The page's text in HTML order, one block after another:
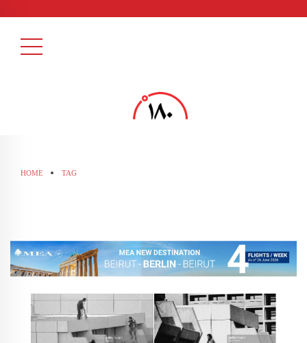
HOME TAG